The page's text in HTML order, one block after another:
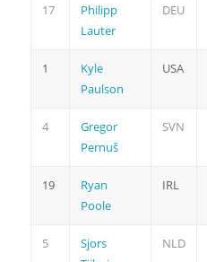
17
Philipp
Lauter
DEU
1
Kyle
Paulson
USA
4
Gregor
Pernuš
SVN
19
Ryan
Poole
IRL
5
Sjors
NLD